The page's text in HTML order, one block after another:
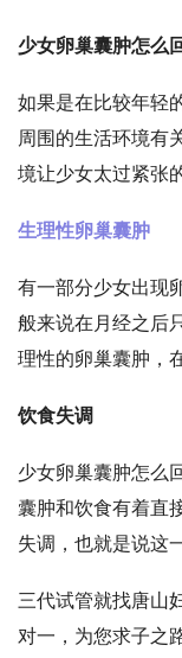
肿这种疾病正在呈
出现卵巢囊肿，少
够了解的一件事。
少女卵巢囊肿怎么
如果是在比较年轻
周围的生活环境有
境让少女太过紧张
直接性的关系，家
巢囊肿，所以说精
大的，大家一定要
生理性卵巢囊肿
有一部分少女出现
般来说在月经之后
理性的卵巢囊肿，
认定是生理性的卵
可以，但是卵巢囊
能性非常大，我们
饮食失调
少女卵巢囊肿怎么
囊肿和饮食有着直
失调，也就是说这
有注意出现了卵巢
注意自己的饮食，
三代试管就找唐山
对一，为您求子之